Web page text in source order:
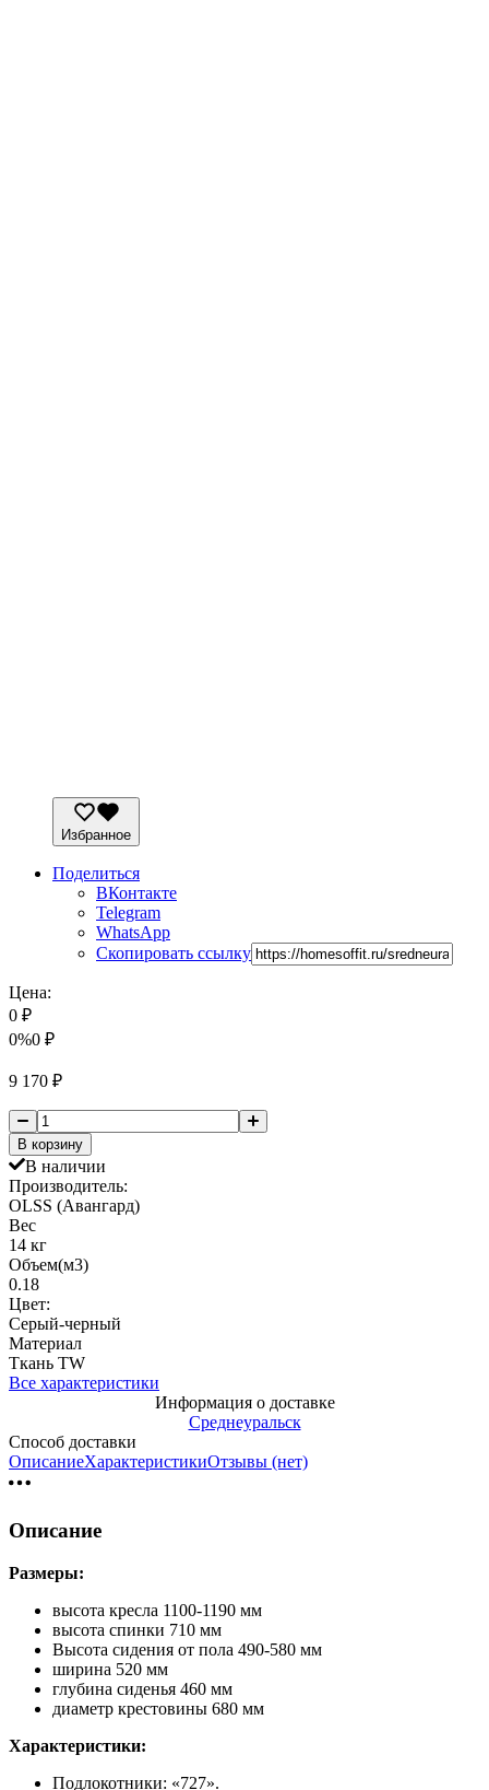
Избранное
Поделиться
ВКонтакте
Telegram
WhatsApp
Скопировать ссылку
Цена:
0 ₽
0%0 ₽
9 170 ₽
В корзину
В наличии
Производитель:
OLSS (Авангард)
Вес
14 кг
Объем(м3)
0.18
Цвет:
Серый-черный
Материал
Ткань TW
Все характеристики
Информация о доставке
Среднеуральск
Способ доставки
ОписаниеХарактеристикиОтзывы (нет)
Описание
Размеры:
высота кресла 1100-1190 мм
высота спинки 710 мм
Высота сидения от пола 490-580 мм
ширина 520 мм
глубина сиденья 460 мм
диаметр крестовины 680 мм
Характеристики:
Подлокотники: «727».